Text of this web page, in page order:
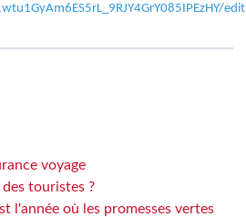
edit
voyage
touristes ?
l'année où les promesses vertes